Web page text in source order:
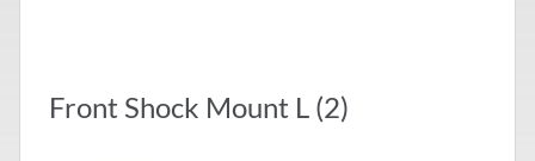
Front Shock Mount L (2)